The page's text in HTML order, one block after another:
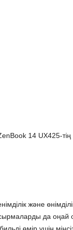
14 UX425-
және
да оңай